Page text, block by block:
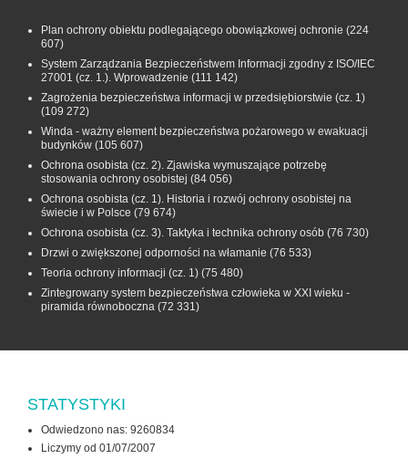
Plan ochrony obiektu podlegającego obowiązkowej ochronie (224
607)
System Zarządzania Bezpieczeństwem Informacji zgodny z ISO/IEC
27001 (cz. 1.). Wprowadzenie (111 142)
Zagrożenia bezpieczeństwa informacji w przedsiębiorstwie (cz. 1)
(109 272)
Winda - ważny element bezpieczeństwa pożarowego w ewakuacji
budynków (105 607)
Ochrona osobista (cz. 2). Zjawiska wymuszające potrzebę
stosowania ochrony osobistej (84 056)
Ochrona osobista (cz. 1). Historia i rozwój ochrony osobistej na
świecie i w Polsce (79 674)
Ochrona osobista (cz. 3). Taktyka i technika ochrony osób (76 730)
Drzwi o zwiększonej odporności na włamanie (76 533)
Teoria ochrony informacji (cz. 1) (75 480)
Zintegrowany system bezpieczeństwa człowieka w XXI wieku -
piramida równoboczna (72 331)
STATYSTYKI
Odwiedzono nas: 9260834
Liczymy od 01/07/2007